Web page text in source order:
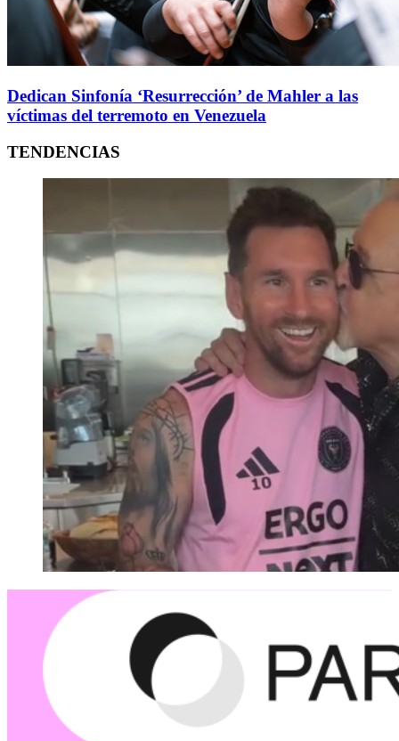
Dedican Sinfonía ‘Resurrección’ de Mahler a las
víctimas del terremoto en Venezuela
TENDENCIAS